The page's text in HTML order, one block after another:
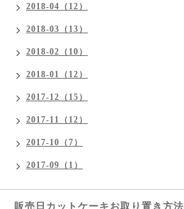
2018-04（12）
2018-03（13）
2018-02（10）
2018-01（12）
2017-12（15）
2017-11（12）
2017-10（7）
2017-09（1）
販売日カットケーキお取り置き方法